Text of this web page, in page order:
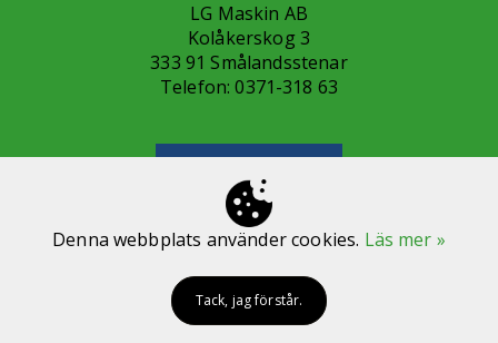
LG Maskin AB
Kolåkerskog 3
333 91 Smålandsstenar
Telefon:0371-318 63
Cookies och GDPR
Arkiv
Denna webbplats använder cookies. Läs mer »
Tack, jag förstår.